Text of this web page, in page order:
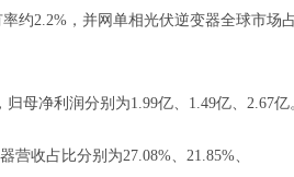
约2.2%，并网单相光伏逆变器全球市场
母净利润分别为1.99亿、1.49亿、2.67亿
收占比分别为27.08%、21.85%、